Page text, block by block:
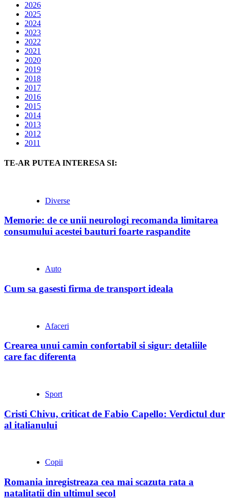
2026
2025
2024
2023
2022
2021
2020
2019
2018
2017
2016
2015
2014
2013
2012
2011
TE-AR PUTEA INTERESA SI:
Diverse
Memorie: de ce unii neurologi recomanda limitarea
consumului acestei bauturi foarte raspandite
Auto
Cum sa gasesti firma de transport ideala
Afaceri
Crearea unui camin confortabil si sigur: detaliile
care fac diferenta
Sport
Cristi Chivu, criticat de Fabio Capello: Verdictul dur
al italianului
Copii
Romania inregistreaza cea mai scazuta rata a
natalitatii din ultimul secol